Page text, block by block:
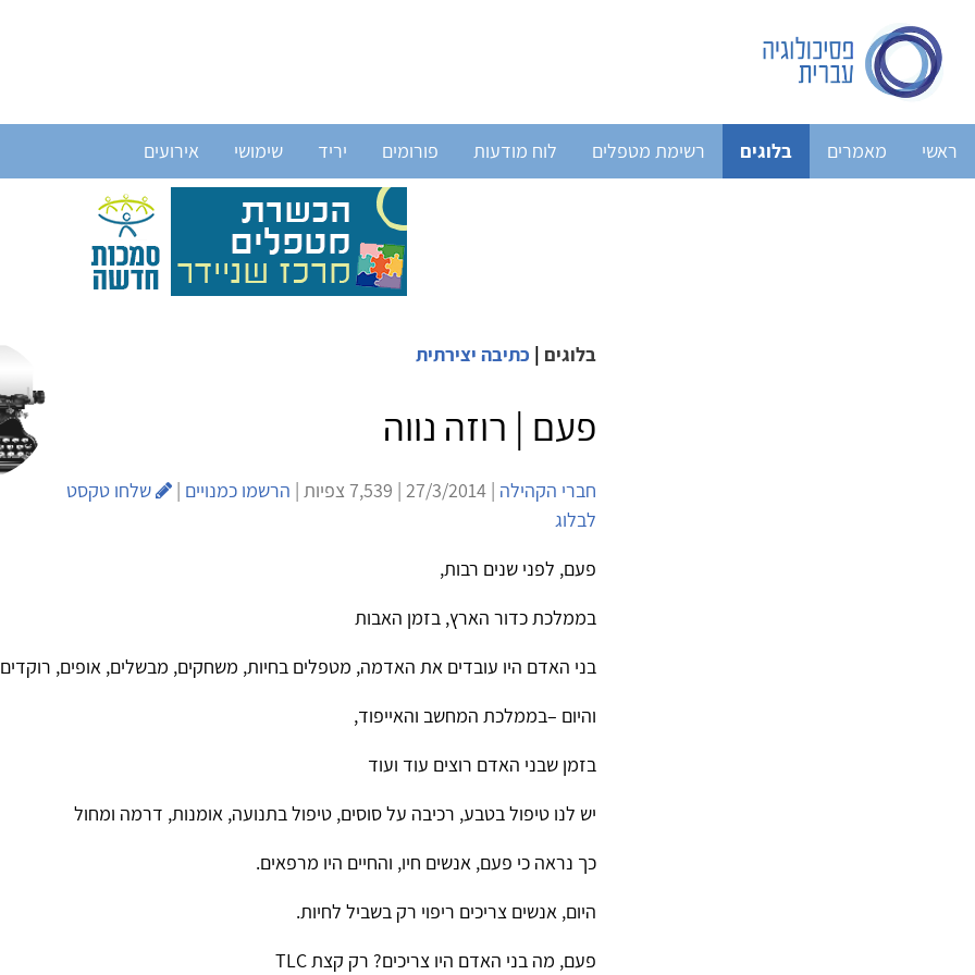
ראשי מאמרים בלוגים רשימת מטפלים לוח מודעות פורומים יריד שימושי אירועים
בלוגים | כתיבה יצירתית
פעם | רוזה נווה
חברי הקהילה | 27/3/2014 | 7,539 צפיות | הרשמו כמנויים |
שלחו טקסט
לבלוג
פעם, לפני שנים רבות,
בממלכת כדור הארץ, בזמן האבות
בני האדם היו עובדים את האדמה, מטפלים בחיות, משחקים, מבשלים, אופים, רוקדים
והיום –בממלכת המחשב והאייפוד,
בזמן שבני האדם רוצים עוד ועוד
יש לנו טיפול בטבע, רכיבה על סוסים, טיפול בתנועה, אומנות, דרמה ומחול
כך נראה כי פעם, אנשים חיו, והחיים היו מרפאים.
היום, אנשים צריכים ריפוי רק בשביל לחיות.
פעם, מה בני האדם היו צריכים? רק קצת TLC